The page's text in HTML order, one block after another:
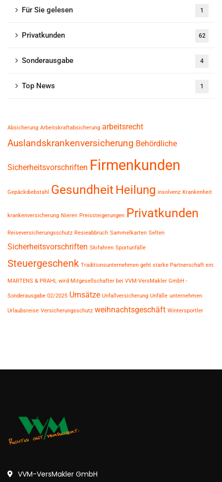
Für Sie gelesen 1
Privatkunden 62
Sonderausgabe 4
Top News 1
Absicherung Arbeitskraftabsicherung arbeitsrecht
Auslandskrankenversicherung Behördliche
Sicherheitsvorschriften Firmenkunden
Gepäckdiebstahl Gesundheit Heilung insolvenz Krankenheit
krankenversicherung Nieren Preissteigerungen Privatkunden
Reiseversicherungsschutz Resieabbruch Sammelkarten Selten
Sicherheitsvorschriften Skifahren Sportunfälle
Steuergeschenk Traditionsunternehmen geht starke Partnerschaft ein:
MARTENS & PRAHL wird Mitgesellschafter bei VVM-VersMakler GmbH -
Sonderausgabe 02/2025 Umsätze Unfallversicherung Unfälle unternehmen
Urlaubsreise Versicherungsschutz weihnachtsgeschäft Wintersportler
VVM-VersMakler GmbH